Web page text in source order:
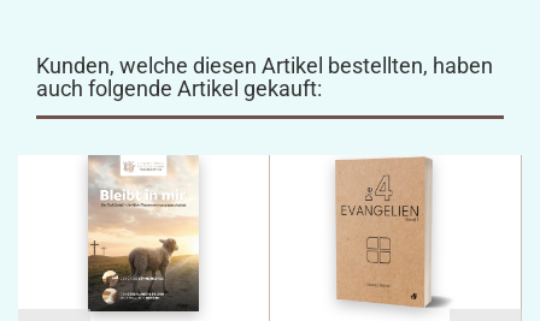
Kunden, welche diesen Artikel bestellten, haben
auch folgende Artikel gekauft: